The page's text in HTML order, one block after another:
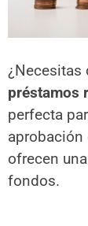
¿Necesitas
préstamos
perfecta
ofrecen
fondos.